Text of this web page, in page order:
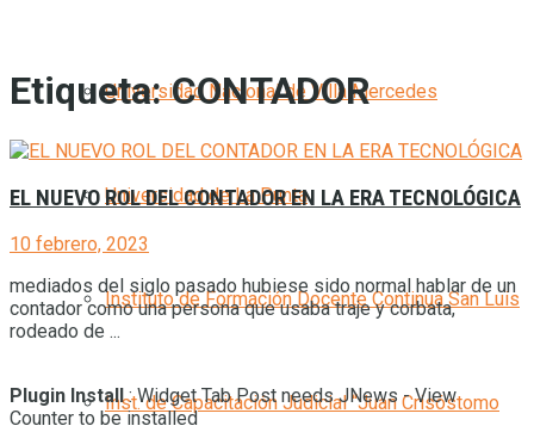
Universidad Nacional de Villa Mercedes
Universidad de La Punta
Instituto de Formación Docente Continua San Luis
Inst. de Capacitación Judicial “Juan Crisóstomo
Etiqueta:CONTADOR
EL NUEVO ROL DEL CONTADOR EN LA ERA TECNOLÓGICA
10 febrero, 2023
mediados del siglo pasado hubiese sido normal hablar de un
contador como una persona que usaba traje y corbata,
rodeado de ...
Plugin Install: Widget Tab Post needs JNews - View
Counter to be installed